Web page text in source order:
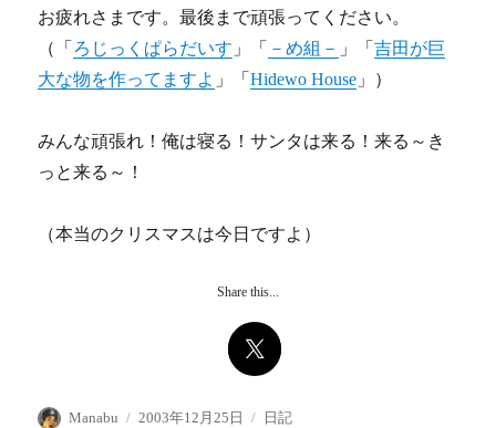
お疲れさまです。最後まで頑張ってください。
（「 ろじっくぱらだいす 」「 －め組－ 」「吉田が巨
大な物を作ってますよ 」「Hidewo House 」）
みんな頑張れ！俺は寝る！サンタは来る！来る～き
っと来る～！
（本当のクリスマスは今日ですよ）
Share this...
投
Manabu
投
2003年12月25日
カ
日記